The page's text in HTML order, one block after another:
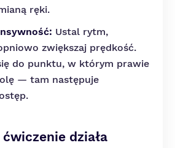
ręki.
Ustal rytm,
zwiększaj prędkość.
do punktu, w którym prawie
— tam następuje
działa